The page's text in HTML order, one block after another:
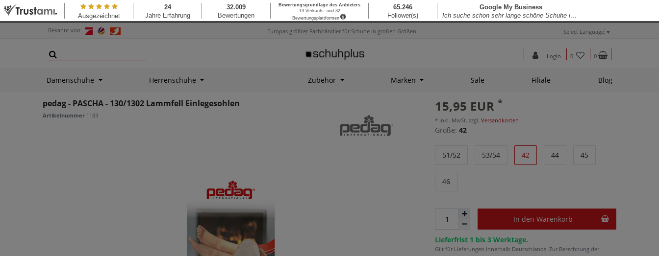
Bekannt von Europas größter Fachhändler für Schuhe in großen Größen Select Language ▼
Login 0 0
Damenschuhe Herrenschuhe Zubehör Marken Sale Filiale Blog
pedag - PASCHA - 130/1302 Lammfell Einlegesohlen
Artikelnummer 1183
15,95 EUR *
* inkl. MwSt. zzgl. Versandkosten
Größe: 42
51/52 53/54 42 44 45
46
In den Warenkorb
Lieferfrist 1 bis 3 Werktage.
Gilt für Lieferungen innerhalb Deutschlands. Zur Berechnung der